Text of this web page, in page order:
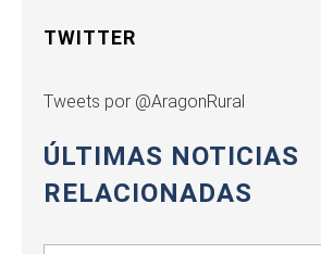
TWITTER
Tweets por @AragonRural
ÚLTIMAS NOTICIAS
RELACIONADAS